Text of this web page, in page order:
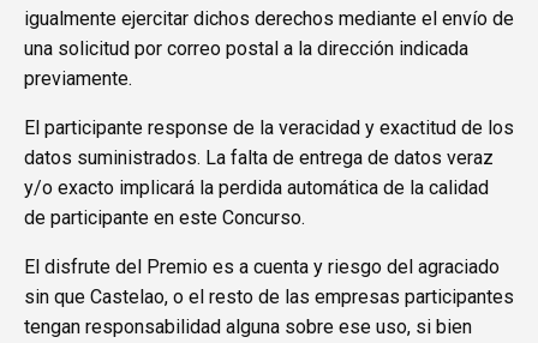
igualmente ejercitar dichos derechos mediante el envío de
una solicitud por correo postal a la dirección indicada
previamente.
El participante response de la veracidad y exactitud de los
datos suministrados. La falta de entrega de datos veraz
y/o exacto implicará la perdida automática de la calidad
de participante en este Concurso.
El disfrute del Premio es a cuenta y riesgo del agraciado
sin que Castelao, o el resto de las empresas participantes
tengan responsabilidad alguna sobre ese uso, si bien